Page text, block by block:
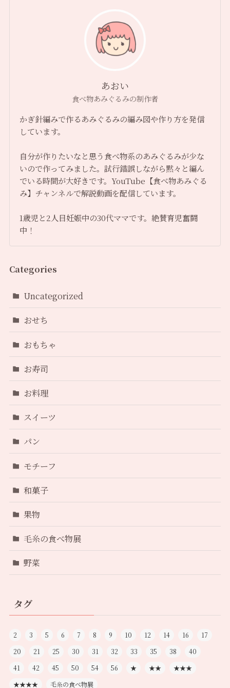
あおい
食べ物あみぐるみの制作者
かぎ針編みで作るあみぐるみの編み図や作り方を発信
しています。
自分が作りたいなと思う食べ物系のあみぐるみが少な
いので作ってみました。試行錯誤しながら黙々と編ん
でいる時間が大好きです。YouTube【食べ物あみぐる
み】チャンネルで解説動画を配信しています。
1歳児と2人目妊娠中の30代ママです。絶賛育児奮闘
中！
Categories
Uncategorized
おせち
おもちゃ
お寿司
お料理
スイーツ
パン
モチーフ
和菓子
果物
毛糸の食べ物展
野菜
タグ
2 3 5 6 7 8 9 10 12 14 16
17
20
21 25 30 31 32 33 35 38
40
41
42 45 50 54 56 ★ ★★
★★★
★★★★
毛糸の食べ物展